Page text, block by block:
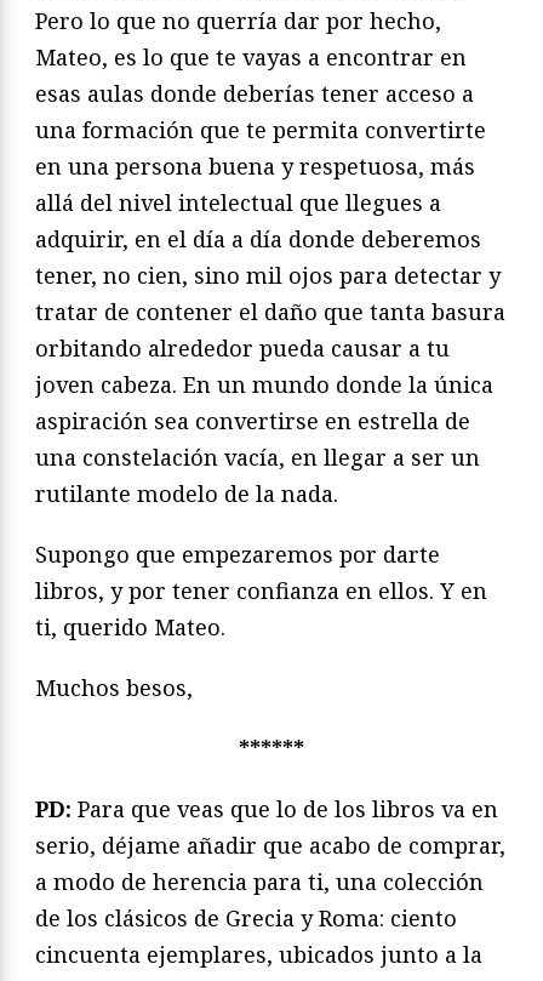
Pero lo que no querría dar por hecho,
Mateo, es lo que te vayas a encontrar en
esas aulas donde deberías tener acceso a
una formación que te permita convertirte
en una persona buena y respetuosa, más
allá del nivel intelectual que llegues a
adquirir, en el día a día donde deberemos
tener, no cien, sino mil ojos para detectar y
tratar de contener el daño que tanta basura
orbitando alrededor pueda causar a tu
joven cabeza. En un mundo donde la única
aspiración sea convertirse en estrella de
una constelación vacía, en llegar a ser un
rutilante modelo de la nada.
Supongo que empezaremos por darte
libros, y por tener confianza en ellos. Y en
ti, querido Mateo.
Muchos besos,
******
PD: Para que veas que lo de los libros va en
serio, déjame añadir que acabo de comprar,
a modo de herencia para ti, una colección
de los clásicos de Grecia y Roma: ciento
cincuenta ejemplares, ubicados junto a la